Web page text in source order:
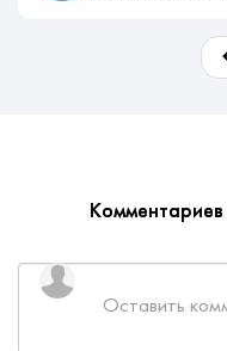
Комментариев